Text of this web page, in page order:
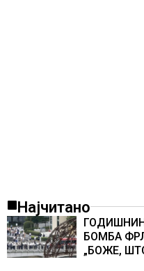
Најчитано
БОМБА
„БОЖЕ,